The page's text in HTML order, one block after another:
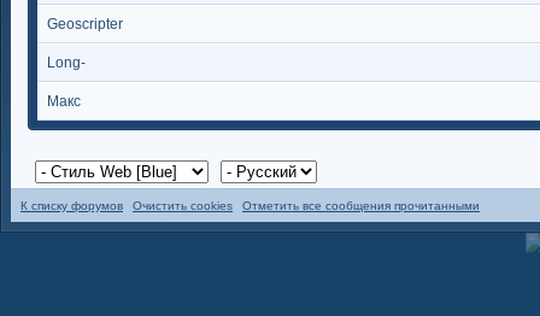
Geoscripter
Long-
Макс
К списку форумов Очистить cookies Отметить все сообщения прочитанными